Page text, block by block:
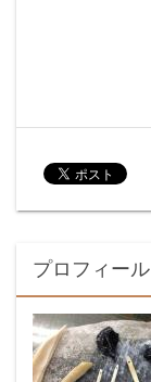
プロフィール